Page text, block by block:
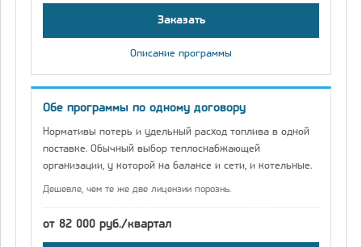
Заказать
Описание программы
Обе программы по одному договору
Нормативы потерь и удельный расход топлива в одной
поставке. Обычный выбор теплоснабжающей
организации, у которой на балансе и сети, и котельные.
Дешевле, чем те же две лицензии порознь.
от 82 000 руб./квартал